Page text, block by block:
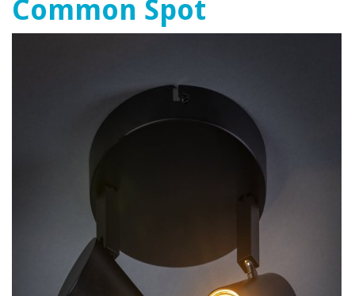
Common Spot